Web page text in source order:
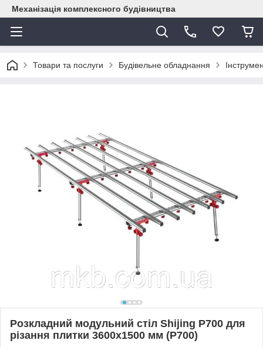
Механізація комплексного будівництва
Товари та послуги Будівельне обладнання
Розкладний модульний стіл Shijing P700 для
різання плитки 3600x1500 мм (P700)